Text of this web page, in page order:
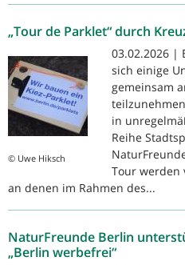
„Tour de Parklet“ durch
© Uwe Hiksch
03.02.2026 |
sich einige
gemeinsam
in
Reihe
Tour werden
an denen im Rahmen des...
NaturFreunde Berlin
„Berlin werbefrei“